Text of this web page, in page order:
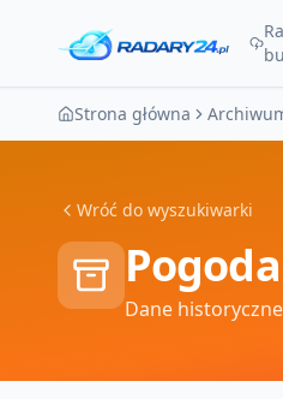
Strona główna
Wróć do wyszukiwarki
Dane